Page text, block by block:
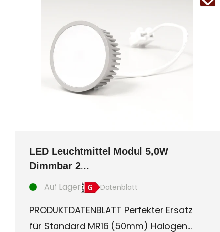
LED Leuchtmittel Modul 5,0W
Dimmbar 2...
Auf Lager Datenblatt
PRODUKTDATENBLATT Perfekter Ersatz
für Standard MR16 (50mm) Halogen